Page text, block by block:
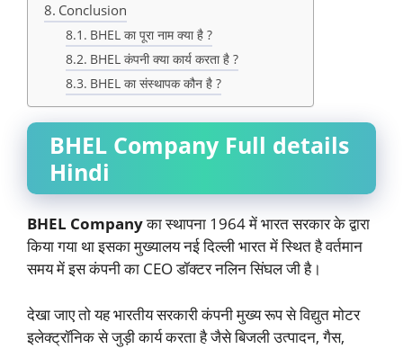
Conclusion
BHEL का पूरा नाम क्या है ?
BHEL कंपनी क्या कार्य करता है ?
BHEL का संस्थापक कौन है ?
BHEL Company Full details
Hindi
BHEL Companyका स्थापना 1964 में भारत सरकार के द्वारा
किया गया था इसका मुख्यालय नई दिल्ली भारत में स्थित है वर्तमान
समय में इस कंपनी का CEO डॉक्टर नलिन सिंघल जी है।
देखा जाए तो यह भारतीय सरकारी कंपनी मुख्य रूप से विद्युत मोटर
इलेक्ट्रॉनिक से जुड़ी कार्य करता है जैसे बिजली उत्पादन, गैस,